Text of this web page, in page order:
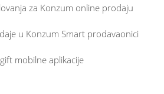
za Konzum online prodaju
u Konzum Smart prodavaonici
mobilne aplikacije